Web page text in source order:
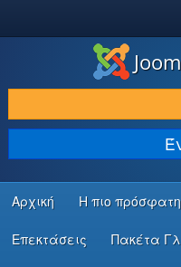
ΛΉΨΕΙΣ & ΕΠΕΚΤΆΣΕΙΣ
ΕΎΡΕΣΗ & ΜΆΘΗΣΗ
ΚΟΙΝΌΤΗΤΑ & ΥΠΟΣΤΉΡΙΞΗ
ΠΌΡΟΙ ΠΡΟΓΡΑΜΜΑΤΙΣΤΏΝ
Αρχική Η πιο
Επεκτάσεις Πακέτα